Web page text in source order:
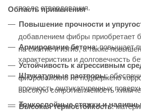
после отвердевания.
Повышение прочности и
добавлением фибры приобретает
на сжатие и изгиб, а также
Устойчивость к агрессивным
фиброволокно не подвержено
высокую сопротивляемость
Высокая термостойкость:
Область применения
Армирование бетона: повышает
характеристики и долговечность
Штукатурные растворы:
прочность оштукатуренных
Тонкослойные стяжки и